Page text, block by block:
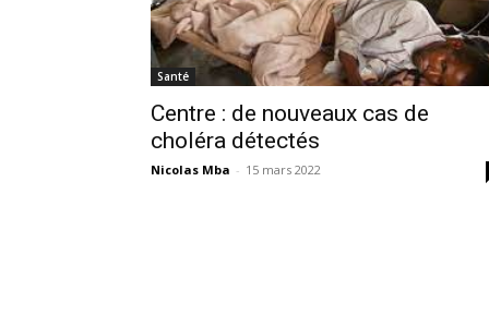
Santé
Centre : de nouveaux cas de
choléra détectés
Nicolas Mba - 15 mars 2022